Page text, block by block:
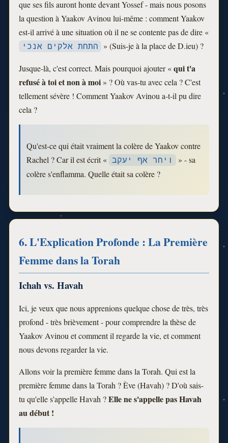
que ses fils auront honte devant Yossef - mais nous posons
la question à Yaakov Avinou lui-même : comment Yaakov
est-il arrivé à une situation où il ne se contente pas de dire «
התחת אלקים אנכי » (Suis-je à la place de D.ieu) ?
Jusque-là, c'est correct. Mais pourquoi ajouter «qui t'a
refusé à toi et non à moi» ? Où vas-tu avec cela ? C'est
tellement sévère ! Comment Yaakov Avinou a-t-il pu dire
cela ?
Qu'est-ce qui était vraiment la colère de Yaakov contre
Rachel ? Car il est écrit « ויחר אף יעקב
» - sa
colère s'enflamma. Quelle était sa colère ?
6. L'Explication Profonde : La Première
Femme dans la Torah
Ichah vs. Havah
Ici, je veux que nous apprenions quelque chose de très, très
profond - très brièvement - pour comprendre la thèse de
Yaakov Avinou et comment il regarde la vie, et comment
nous devons regarder la vie.
Allons voir la première femme dans la Torah. Qui est la
première femme dans la Torah ? Ève (Havah) ? D'où sais-
tu qu'elle s'appelle Havah ?Elle ne s'appelle pas Havah
au début !